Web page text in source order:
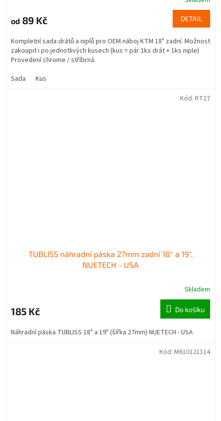
od 89 Kč DETAIL
Kompletní sada drátů a niplů pro OEM náboj KTM 18" zadní. Možnost
zakoupit i po jednotlivých kusech (kus = pár 1ks drát + 1ks niple)
Provedení chrome / stříbrná.
Sada
Kus
TUBLISS náhradní páska 27mm zadní 18" a 19",
NUETECH - USA
Skladem
185 Kč Do košíku
Náhradní páska TUBLISS 18" a 19" (šířka 27mm) NUETECH - USA
Kód: RT27
Kód: M610121114